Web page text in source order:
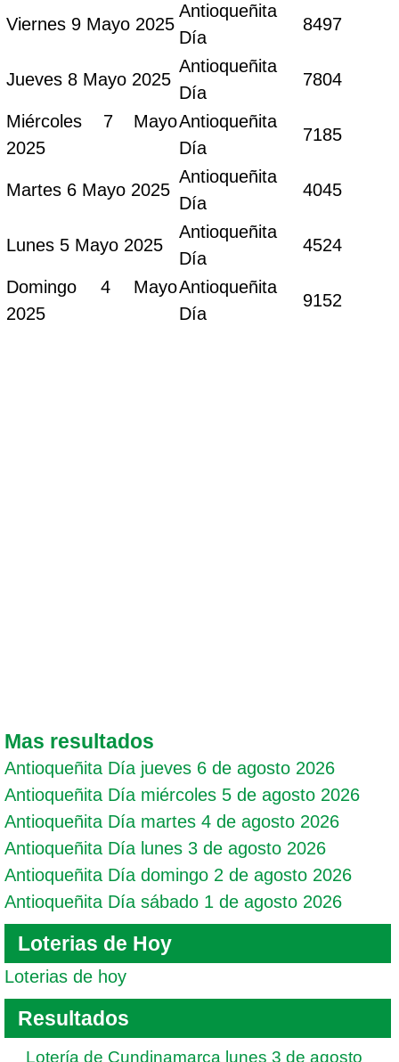
Viernes 9 Mayo 2025
Antioqueñita
Día
8497
Jueves 8 Mayo 2025
Antioqueñita
Día
7804
Miércoles 7 Mayo
2025
Antioqueñita
Día
7185
Martes 6 Mayo 2025
Antioqueñita
Día
4045
Lunes 5 Mayo 2025
Antioqueñita
Día
4524
Domingo 4 Mayo
2025
Antioqueñita
Día
9152
Mas resultados
Antioqueñita Día jueves 6 de agosto 2026
Antioqueñita Día miércoles 5 de agosto 2026
Antioqueñita Día martes 4 de agosto 2026
Antioqueñita Día lunes 3 de agosto 2026
Antioqueñita Día domingo 2 de agosto 2026
Antioqueñita Día sábado 1 de agosto 2026
Loterias de Hoy
Loterias de hoy
Resultados
Lotería de Cundinamarca lunes 3 de agosto